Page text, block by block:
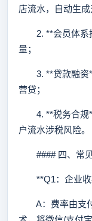
店流水，自动生成
2. **会员体系
量；
3. **贷款融资**
营贷；
4. **税务合规**
户流水涉税风险。
#### 四、常见
**Q1：企业收
A：费率由支付